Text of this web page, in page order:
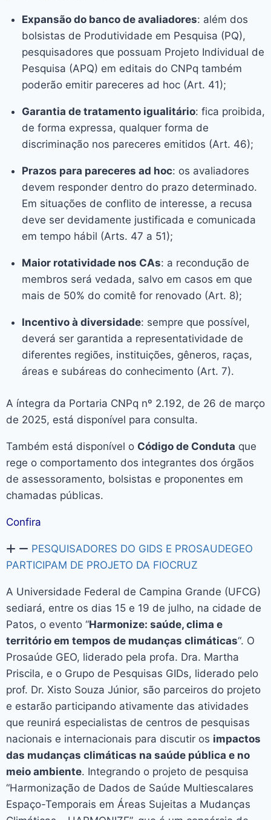
Expansão do banco de avaliadores: além dos
bolsistas de Produtividade em Pesquisa (PQ),
pesquisadores que possuam Projeto Individual de
Pesquisa (APQ) em editais do CNPq também
poderão emitir pareceres ad hoc (Art. 41);
Garantia de tratamento igualitário: fica proibida,
de forma expressa, qualquer forma de
discriminação nos pareceres emitidos (Art. 46);
Prazos para pareceres ad hoc: os avaliadores
devem responder dentro do prazo determinado.
Em situações de conflito de interesse, a recusa
deve ser devidamente justificada e comunicada
em tempo hábil (Arts. 47 a 51);
Maior rotatividade nos CAs: a recondução de
membros será vedada, salvo em casos em que
mais de 50% do comitê for renovado (Art. 8);
Incentivo à diversidade: sempre que possível,
deverá ser garantida a representatividade de
diferentes regiões, instituições, gêneros, raças,
áreas e subáreas do conhecimento (Art. 7).
A íntegra da Portaria CNPq nº 2.192, de 26 de março
de 2025, está disponível para consulta.
Também está disponível o Código de Conduta que
rege o comportamento dos integrantes dos órgãos
de assessoramento, bolsistas e proponentes em
chamadas públicas.
Confira
PESQUISADORES DO GIDS E PROSAUDEGEO
PARTICIPAM DE PROJETO DA FIOCRUZ
A Universidade Federal de Campina Grande (UFCG)
sediará, entre os dias 15 e 19 de julho, na cidade de
Patos, o evento “Harmonize: saúde, clima e
território em tempos de mudanças climáticas“. O
Prosaúde GEO, liderado pela profa. Dra. Martha
Priscila, e o Grupo de Pesquisas GIDs, liderado pelo
prof. Dr. Xisto Souza Júnior, são parceiros do projeto
e estarão participando ativamente das atividades
que reunirá especialistas de centros de pesquisas
nacionais e internacionais para discutir os impactos
das mudanças climáticas na saúde pública e no
meio ambiente. Integrando o projeto de pesquisa
“Harmonização de Dados de Saúde Multiescalares
Espaço-Temporais em Áreas Sujeitas a Mudanças